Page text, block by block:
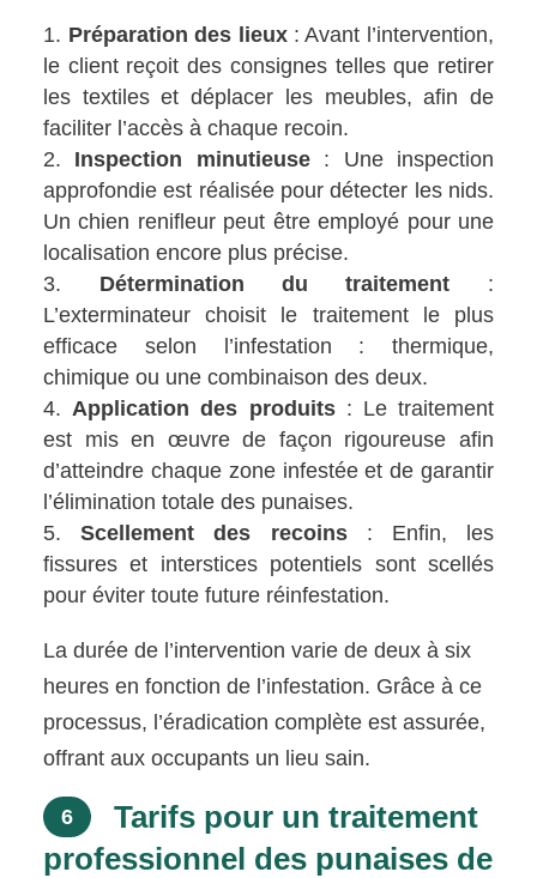
Préparation des lieux: Avant l’intervention,
le client reçoit des consignes telles que retirer
les textiles et déplacer les meubles, afin de
faciliter l’accès à chaque recoin.
Inspection minutieuse: Une inspection
approfondie est réalisée pour détecter les nids.
Un chien renifleur peut être employé pour une
localisation encore plus précise.
Détermination du traitement :
L’exterminateur choisit le traitement le plus
efficace selon l’infestation : thermique,
chimique ou une combinaison des deux.
Application des produits: Le traitement
est mis en œuvre de façon rigoureuse afin
d’atteindre chaque zone infestée et de garantir
l’élimination totale des punaises.
Scellement des recoins: Enfin, les
fissures et interstices potentiels sont scellés
pour éviter toute future réinfestation.
La durée de l’intervention varie de deux à six
heures en fonction de l’infestation. Grâce à ce
processus, l’éradication complète est assurée,
offrant aux occupants un lieu sain.
6
Tarifs pour un traitement
professionnel des punaises de